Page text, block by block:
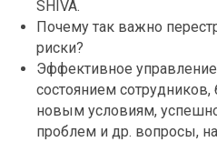
SHIVA.
Почему так важно
риски?
Эффективное
состоянием сотрудников,
новым условиям,
проблем и др. вопросы,